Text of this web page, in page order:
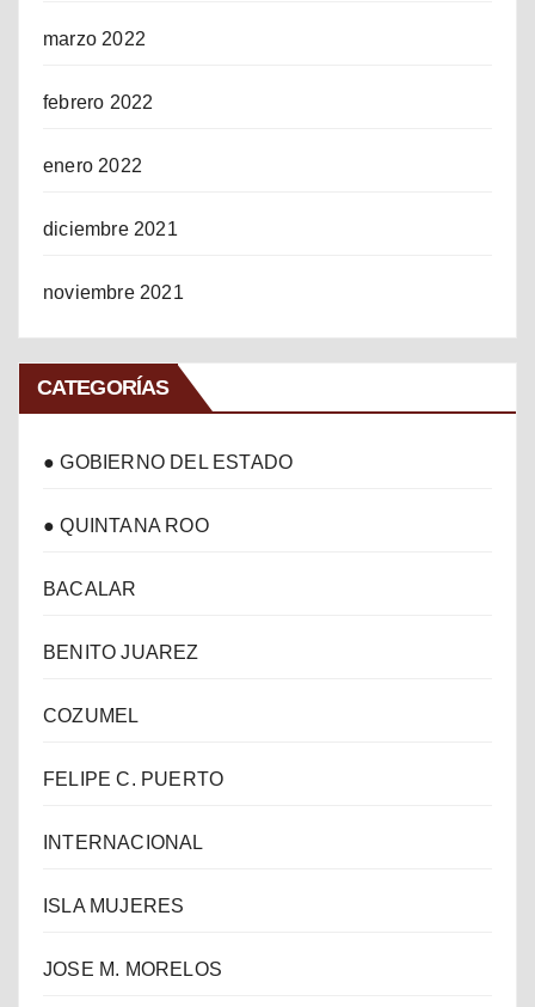
marzo 2022
febrero 2022
enero 2022
diciembre 2021
noviembre 2021
CATEGORÍAS
● GOBIERNO DEL ESTADO
● QUINTANA ROO
BACALAR
BENITO JUAREZ
COZUMEL
FELIPE C. PUERTO
INTERNACIONAL
ISLA MUJERES
JOSE M. MORELOS